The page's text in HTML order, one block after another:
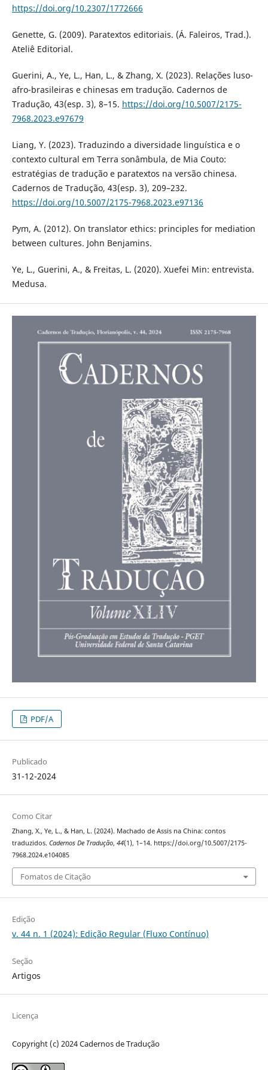
https://doi.org/10.2307/1772666
Genette, G. (2009). Paratextos editoriais. (Á. Faleiros, Trad.).
Ateliê Editorial.
Guerini, A., Ye, L., Han, L., & Zhang, X. (2023). Relações luso-
afro-brasileiras e chinesas em tradução. Cadernos de
Tradução, 43(esp. 3), 8–15. https://doi.org/10.5007/2175-
7968.2023.e97679
Liang, Y. (2023). Traduzindo a diversidade linguística e o
contexto cultural em Terra sonâmbula, de Mia Couto:
estratégias de tradução e paratextos na versão chinesa.
Cadernos de Tradução, 43(esp. 3), 209–232.
https://doi.org/10.5007/2175-7968.2023.e97136
Pym, A. (2012). On translator ethics: principles for mediation
between cultures. John Benjamins.
Ye, L., Guerini, A., & Freitas, L. (2020). Xuefei Min: entrevista.
Medusa.
PDF/A
Publicado
31-12-2024
Como Citar
Zhang, X., Ye, L., & Han, L. (2024). Machado de Assis na China: contos
traduzidos. Cadernos De Tradução, 44(1), 1–14. https://doi.org/10.5007/2175-
7968.2024.e104085
Fomatos de Citação
Edição
v. 44 n. 1 (2024): Edição Regular (Fluxo Contínuo)
Seção
Artigos
Licença
Copyright (c) 2024 Cadernos de Tradução